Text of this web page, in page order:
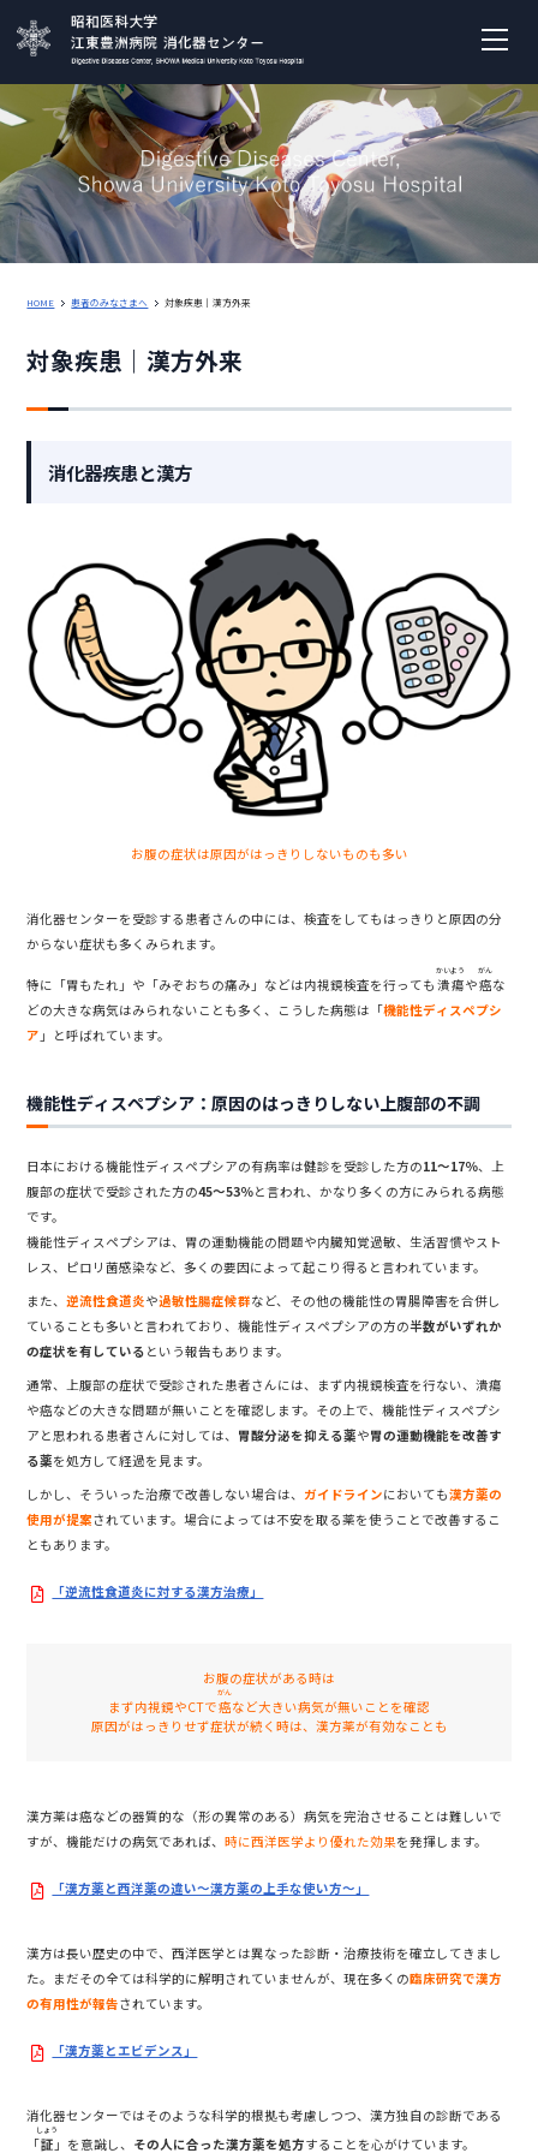
HOME 患者のみなさまへ 対象疾患｜漢⽅外来
対象疾患｜漢⽅外来
消化器疾患と漢方
お腹の症状は原因がはっきりしないものも多い
消化器センターを受診する患者さんの中には、検査をしてもはっきりと原因の分
からない症状も多くみられます。
特に「胃もたれ」や「みぞおちの痛み」などは内視鏡検査を行っても 潰瘍
かいよう
や癌
がん
な
どの大きな病気はみられないことも多く、こうした病態は「機能性ディスペプシ
ア 」と呼ばれています。
機能性ディスペプシア：原因のはっきりしない上腹部の不調
日本における機能性ディスペプシアの有病率は健診を受診した方の11〜17％、上
腹部の症状で受診された方の45〜53％と言われ、かなり多くの方にみられる病態
です。
機能性ディスペプシアは、胃の運動機能の問題や内臓知覚過敏、生活習慣やスト
レス、ピロリ菌感染など、多くの要因によって起こり得ると言われています。
また、逆流性食道炎や過敏性腸症候群など、その他の機能性の胃腸障害を合併し
ていることも多いと言われており、機能性ディスペプシアの方の半数がいずれか
の症状を有している という報告もあります。
通常、上腹部の症状で受診された患者さんには、まず内視鏡検査を行ない、潰瘍
や癌などの大きな問題が無いことを確認します。その上で、機能性ディスペプシ
アと思われる患者さんに対しては、 胃酸分泌を抑える薬や胃の運動機能を改善す
る薬を処方して経過を見ます。
しかし、そういった治療で改善しない場合は、 ガイドラインにおいても漢方薬の
使用が提案されています。場合によっては不安を取る薬を使うことで改善するこ
ともあります。
「逆流性食道炎に対する漢方治療」
お腹の症状がある時は
まず内視鏡やCTで癌
がん
など大きい病気が無いことを確認
原因がはっきりせず症状が続く時は、漢方薬が有効なことも
漢方薬は癌などの器質的な（形の異常のある）病気を完治させることは難しいで
すが、機能だけの病気であれば、時に西洋医学より優れた効果を発揮します。
「漢方薬と西洋薬の違い〜漢方薬の上手な使い方〜」
漢方は長い歴史の中で、西洋医学とは異なった診断・治療技術を確立してきまし
た。まだその全ては科学的に解明されていませんが、現在多くの臨床研究で漢方
の有用性が報告されています。
「漢方薬とエビデンス」
消化器センターではそのような科学的根拠も考慮しつつ、漢方独自の診断である
「証
しょう
」を意識し、 その人に合った漢方薬を処方することを心がけています。